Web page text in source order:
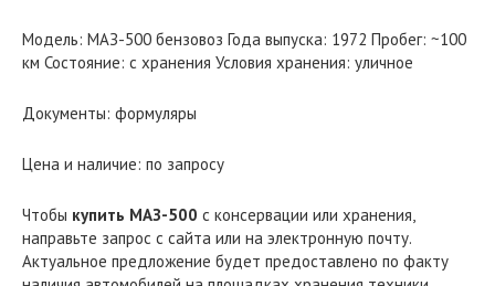
Модель: МАЗ-500 бензовоз Года выпуска: 1972 Пробег: ~100
км Состояние: с хранения Условия хранения: уличное
Документы: формуляры
Цена и наличие: по запросу
Чтобы купить МАЗ-500 с консервации или хранения,
направьте запрос с сайта или на электронную почту.
Актуальное предложение будет предоставлено по факту